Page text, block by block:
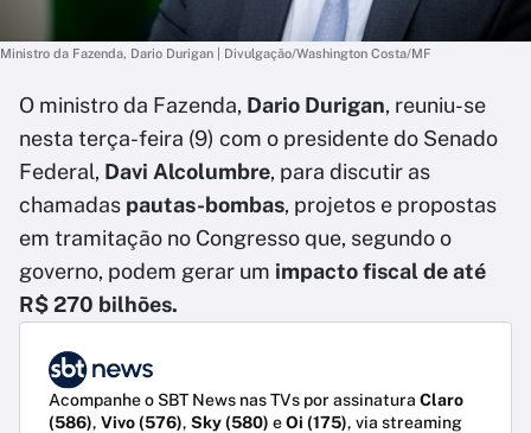
Ministro da Fazenda, Dario Durigan | Divulgação/Washington Costa/MF
O ministro da Fazenda, Dario Durigan, reuniu-se
nesta terça-feira (9) com o presidente do Senado
Federal, Davi Alcolumbre, para discutir as
chamadas pautas-bombas, projetos e propostas
em tramitação no Congresso que, segundo o
governo, podem gerar um impacto fiscal de até
R$ 270 bilhões.
Acompanhe o SBT News nas TVs por assinatura Claro
(586), Vivo (576), Sky (580) eOi (175), via streaming